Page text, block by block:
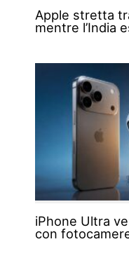
Apple stretta
mentre l’India
iPhone Ultra
con